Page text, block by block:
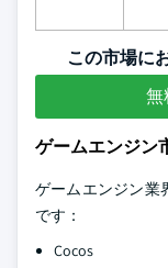
この市場に
無
ゲームエンジン
ゲームエンジン業
です：
Cocos